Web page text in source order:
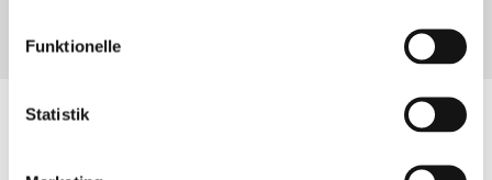
Funktionelle
Statistik